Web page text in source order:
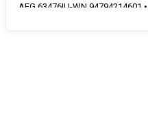
AEG 63476IU-WN 94794214601 •
AEG 63476IU-WN 94794214603 •